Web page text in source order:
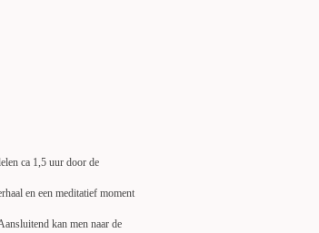
ca 1,5 uur door de
en een meditatief moment
kan men naar de